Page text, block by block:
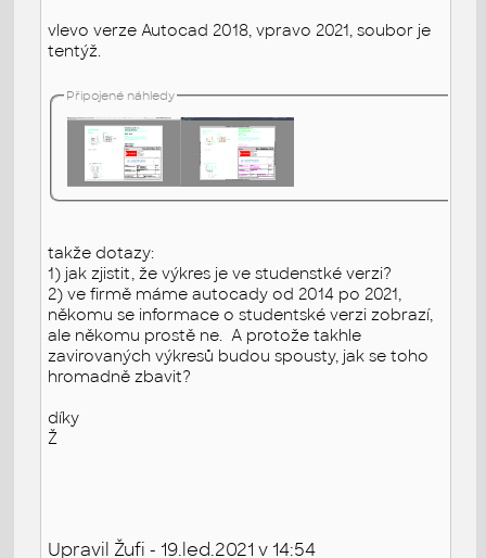
vlevo verze Autocad 2018, vpravo 2021, soubor je
tentýž.
Připojené náhledy
takže dotazy:
1) jak zjistit, že výkres je ve studenstké verzi?
2) ve firmě máme autocady od 2014 po 2021,
někomu se informace o studentské verzi zobrazí,
ale někomu prostě ne. A protože takhle
zavirovaných výkresů budou spousty, jak se toho
hromadně zbavit?
díky
Ž
Upravil Žufi - 19.led.2021 v 14:54